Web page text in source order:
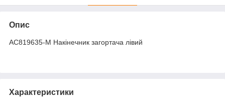
Опис
AC819635-M Накінечник загортача лівий
Характеристики